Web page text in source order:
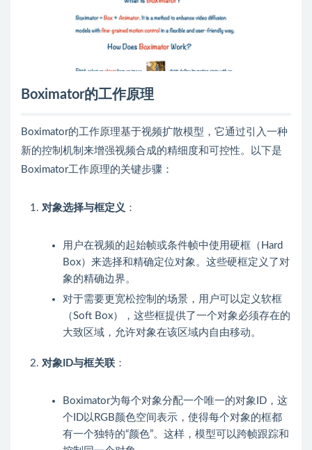
Boximator的工作原理
Boximator的工作原理基于视频扩散模型，它通过引入一种
新的控制机制来增强视频合成的精细度和可控性。以下是
Boximator工作原理的关键步骤：
对象选择与框定义 ：
用户在视频的起始帧或条件帧中使用硬框（Hard
Box）来选择和精确定位对象。这些硬框定义了对
象的精确边界。
对于需要更宽松控制的场景，用户可以定义软框
（Soft Box），这些框提供了一个对象必须存在的
大致区域，允许对象在该区域内自由移动。
对象ID与框关联 ：
Boximator为每个对象分配一个唯一的对象ID，这
个ID以RGB颜色空间表示，使得每个对象的框都
有一个独特的“颜色”。这样，模型可以跨帧跟踪和